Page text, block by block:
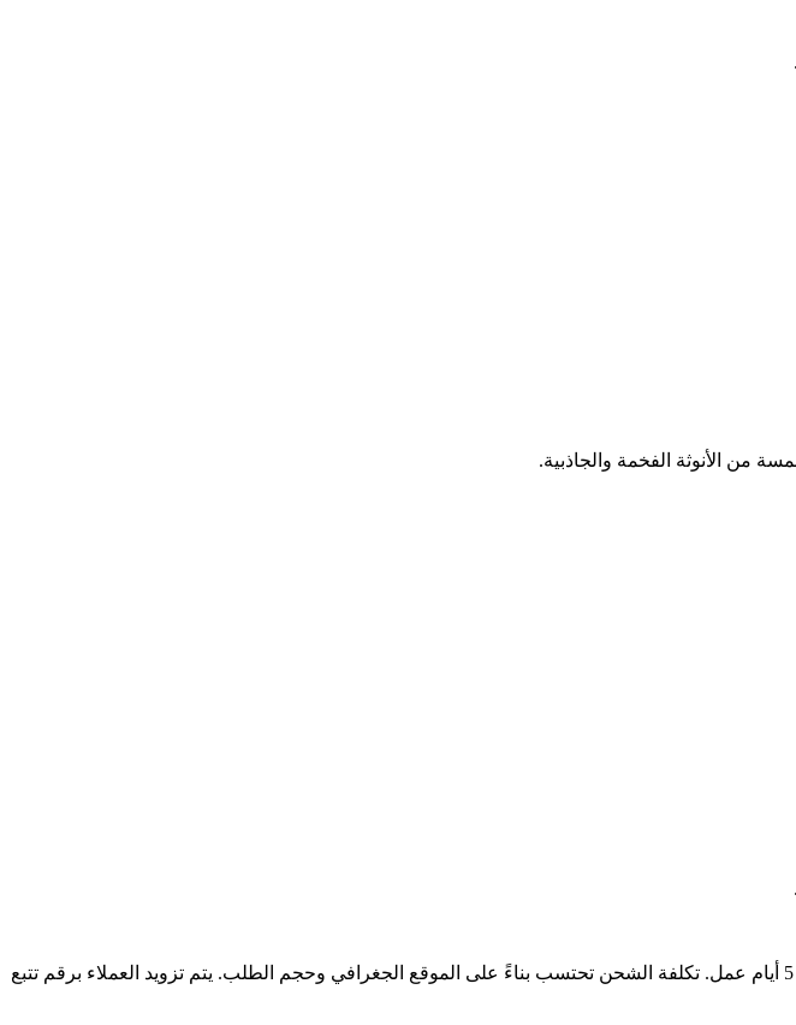
من الأنوثة الفخمة والجاذبية.
نحن نقدم خدمة الشحن السريع لجميع المناطق داخل البلاد، مع توصيل الطلبات خلال مدة تتراوح بين 2 إلى 5 أيام عمل. تكلفة الشحن تحتسب بناءً على الموقع الجغرافي وحجم الطلب. يتم تزويد العملاء برقم تتبع